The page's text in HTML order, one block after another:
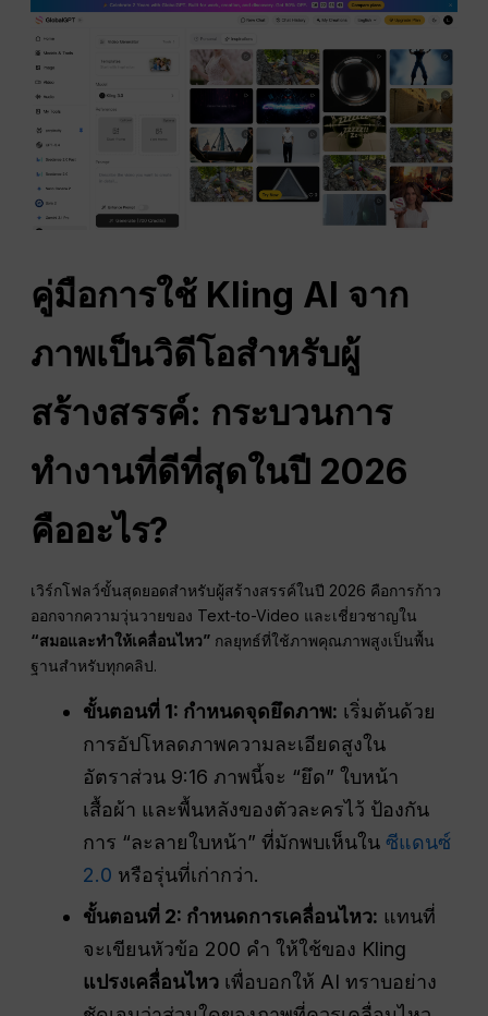
คู่มือการใช้ Kling AI จาก
ภาพเป็นวิดีโอสำหรับผู้
สร้างสรรค์: กระบวนการ
ทำงานที่ดีที่สุดในปี 2026
คืออะไร?
เวิร์กโฟลว์ขั้นสุดยอดสำหรับผู้สร้างสรรค์ในปี 2026 คือการก้าว
ออกจากความวุ่นวายของ Text-to-Video และเชี่ยวชาญใน
“สมอและทำให้เคลื่อนไหว” กลยุทธ์ที่ใช้ภาพคุณภาพสูงเป็นพื้น
ฐานสำหรับทุกคลิป.
ขั้นตอนที่ 1: กำหนดจุดยึดภาพ: เริ่มต้นด้วย
การอัปโหลดภาพความละเอียดสูงใน
อัตราส่วน 9:16 ภาพนี้จะ “ยึด” ใบหน้า
เสื้อผ้า และพื้นหลังของตัวละครไว้ ป้องกัน
การ “ละลายใบหน้า” ที่มักพบเห็นในซีแดนซ์
2.0 หรือรุ่นที่เก่ากว่า.
ขั้นตอนที่ 2: กำหนดการเคลื่อนไหว: แทนที่
จะเขียนหัวข้อ 200 คำ ให้ใช้ของ Kling
แปรงเคลื่อนไหว เพื่อบอกให้ AI ทราบอย่าง